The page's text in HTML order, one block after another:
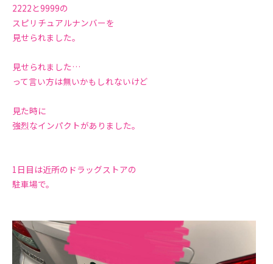
2222と9999の
スピリチュアルナンバーを
見せられました。
見せられました…
って言い方は無いかもしれないけど
見た時に
強烈なインパクトがありました。
1日目は近所のドラッグストアの
駐車場で。